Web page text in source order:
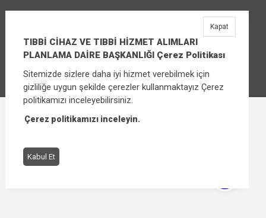
TIBBİ CİHAZ VE TIBBİ HİZMET ALIMLARI
PLANLAMA DAİRE BAŞKANLIĞI
Üniversiteler Mahallesi Şehit Mehmet Bayraktar
Caddesi No:3 Çankaya/Ankara
Santral: +90 (312) 565 00 00 - 01
Çerez Politikası Bilgi Güvenliği İhlal Bildirimi
TIBBİ CİHAZ VE TIBBİ HİZMET ALIMLARI
PLANLAMA DAİRE BAŞKANLIĞI Çerez Politikası
Sitemizde sizlere daha iyi hizmet verebilmek için
gizliliğe uygun şekilde çerezler kullanmaktayız Çerez
politikamızı inceleyebilirsiniz.
Çerez politikamızı inceleyin.
Kabul Et
Kapat